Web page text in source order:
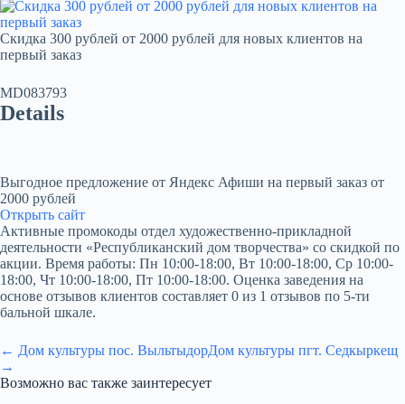
Скидка 300 рублей от 2000 рублей для новых клиентов на
первый заказ
MD083793
Details
Выгодное предложение от Яндекс Афиши на первый заказ от
2000 рублей
Открыть сайт
Активные промокоды отдел художественно-прикладной
деятельности «Республиканский дом творчества» со скидкой по
акции. Время работы: Пн 10:00-18:00, Вт 10:00-18:00, Ср 10:00-
18:00, Чт 10:00-18:00, Пт 10:00-18:00. Оценка заведения на
основе отзывов клиентов составляет 0 из 1 отзывов по 5-ти
бальной шкале.
← Дом культуры пос. ВыльтыдорДом культуры пгт. Седкыркещ
→
Возможно вас также заинтересует